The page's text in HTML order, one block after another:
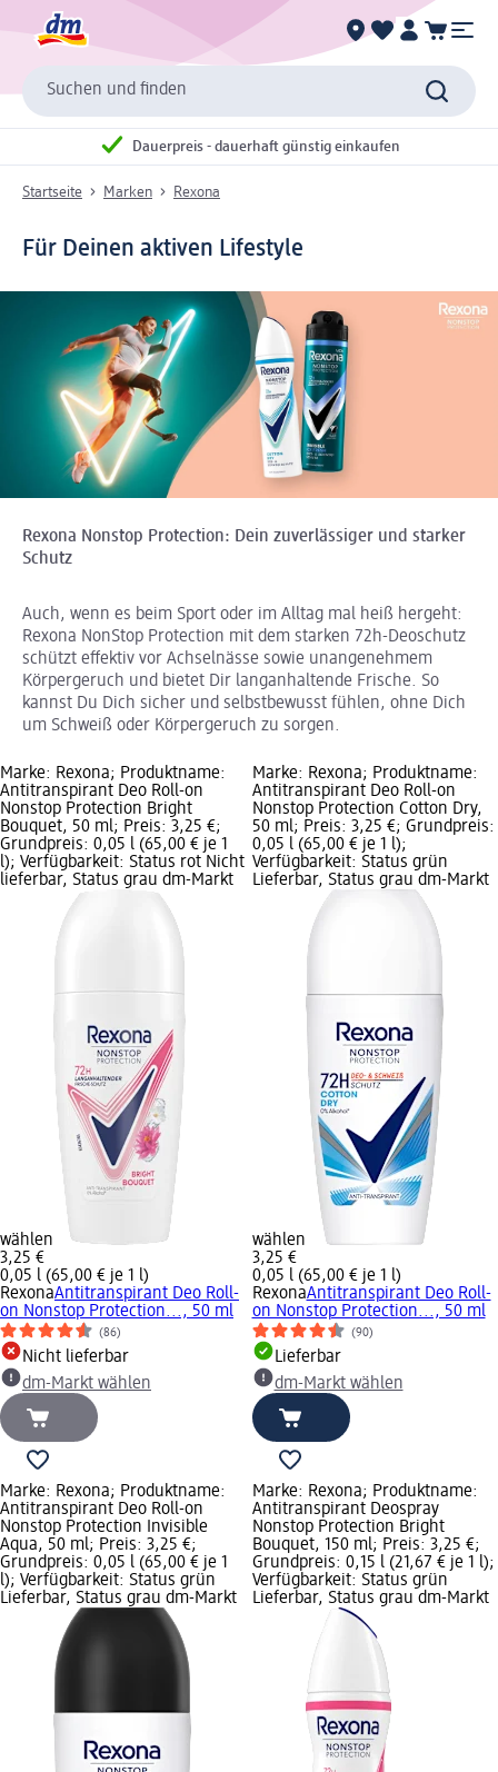
Suchen und finden
Dauerpreis - dauerhaft günstig einkaufen
Startseite Marken Rexona
Für Deinen aktiven Lifestyle
Rexona Nonstop Protection: Dein zuverlässiger und starker
Schutz
Auch, wenn es beim Sport oder im Alltag mal heiß hergeht:
Rexona NonStop Protection mit dem starken 72h-Deoschutz
schützt effektiv vor Achselnässe sowie unangenehmem
Körpergeruch und bietet Dir langanhaltende Frische. So
kannst Du Dich sicher und selbstbewusst fühlen, ohne Dich
um Schweiß oder Körpergeruch zu sorgen.
Marke: Rexona; Produktname:
Antitranspirant Deo Roll-on
Nonstop Protection Bright
Bouquet, 50 ml; Preis: 3,25 €;
Grundpreis: 0,05 l (65,00 € je 1
l); Verfügbarkeit: Status rot Nicht
lieferbar, Status grau dm-Markt
wählen
3,25 €
0,05 l (65,00 € je 1 l)
RexonaAntitranspirant Deo Roll-
on Nonstop Protection..., 50 ml
(86)
Nicht lieferbar
dm-Markt wählen
Marke: Rexona; Produktname:
Antitranspirant Deo Roll-on
Nonstop Protection Cotton Dry,
50 ml; Preis: 3,25 €; Grundpreis:
0,05 l (65,00 € je 1 l);
Verfügbarkeit: Status grün
Lieferbar, Status grau dm-Markt
wählen
3,25 €
0,05 l (65,00 € je 1 l)
RexonaAntitranspirant Deo Roll-
on Nonstop Protection..., 50 ml
(90)
Lieferbar
dm-Markt wählen
Marke: Rexona; Produktname:
Antitranspirant Deo Roll-on
Nonstop Protection Invisible
Aqua, 50 ml; Preis: 3,25 €;
Grundpreis: 0,05 l (65,00 € je 1
l); Verfügbarkeit: Status grün
Lieferbar, Status grau dm-Markt
Marke: Rexona; Produktname:
Antitranspirant Deospray
Nonstop Protection Bright
Bouquet, 150 ml; Preis: 3,25 €;
Grundpreis: 0,15 l (21,67 € je 1 l);
Verfügbarkeit: Status grün
Lieferbar, Status grau dm-Markt